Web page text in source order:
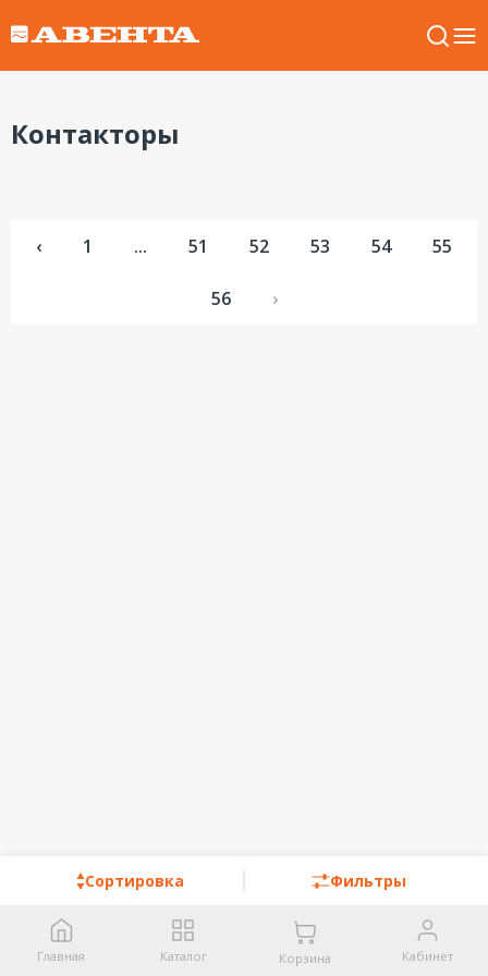
Контакторы
Сортировка Фильтры
‹ 1 ... 51 52 53 54 55
56 ›
Главная Каталог Корзина Кабинет